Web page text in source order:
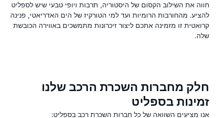
חווה את השילוב הקסום של היסטוריה, תרבות ויופי טבעי שיש לספליט
להציע. מהחורבות הרומיות ועד למי הטורקיז של הים האדריאטי, פנינה
קרואטית זו מזמינה אתכם ליצור זיכרונות מתמשכים באווירה הכובשת
שלה.
חלק מחברות השכרת הרכב שלנו
זמינות בספליט
אנו מציעים השוואה של כל חברות השכרת רכב בספליט: